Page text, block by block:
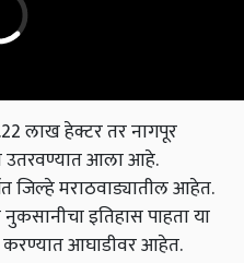
लाख हेक्टर तर नागपूर
उतरवण्यात आला आहे.
जिल्हे मराठवाड्यातील आहेत.
इतिहास पाहता या
करण्यात आघाडीवर आहेत.